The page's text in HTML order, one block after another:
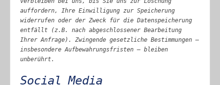
auffordern, Ihre Einwilligung zur Speicherung
widerrufen oder der Zweck für die Datenspeicherung
entfällt (z.B. nach abgeschlossener Bearbeitung
Ihrer Anfrage). Zwingende gesetzliche Bestimmungen –
insbesondere Aufbewahrungsfristen – bleiben
unberührt.
Social Media